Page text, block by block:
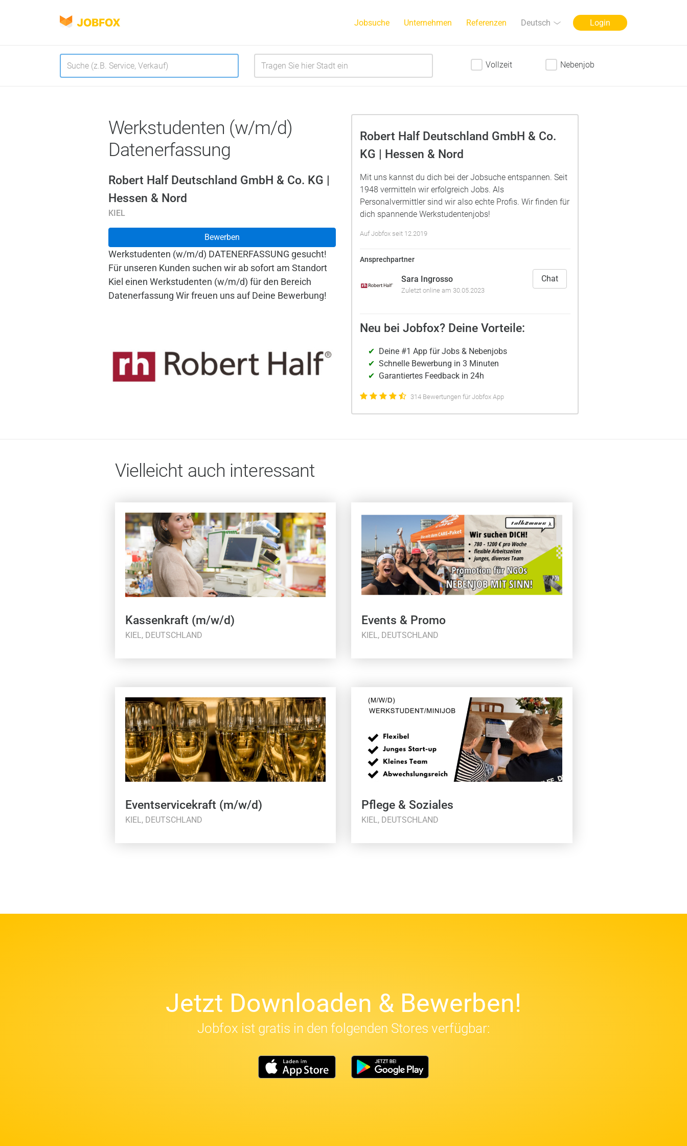
JOBFOX Navigation
Sprache Jobsuche Unternehmen Referenzen Sprache
Deutsch Login
Vollzeit Nebenjob
Werkstudenten (w/m/d)
Datenerfassung
Robert Half Deutschland GmbH & Co. KG |
Hessen & Nord
KIEL
Bewerben
Werkstudenten (w/m/d) DATENERFASSUNG gesucht!
Für unseren Kunden suchen wir ab sofort am Standort
Kiel einen Werkstudenten (w/m/d) für den Bereich
Datenerfassung Wir freuen uns auf Deine Bewerbung!
Robert Half Deutschland GmbH & Co.
KG | Hessen & Nord
Mit uns kannst du dich bei der Jobsuche entspannen. Seit
1948 vermitteln wir erfolgreich Jobs. Als
Personalvermittler sind wir also echte Profis. Wir finden für
dich spannende Werkstudentenjobs!
Auf Jobfox seit 12.2019
Ansprechpartner
Sara Ingrosso
Zuletzt online am 30.05.2023
Chat
Neu bei Jobfox? Deine Vorteile:
Deine #1 App für Jobs & Nebenjobs
Schnelle Bewerbung in 3 Minuten
Garantiertes Feedback in 24h
314 Bewertungen für Jobfox App
Vielleicht auch interessant
Kassenkraft (m/w/d)
KIEL, DEUTSCHLAND
Events & Promo
KIEL, DEUTSCHLAND
Eventservicekraft (m/w/d)
KIEL, DEUTSCHLAND
Pflege & Soziales
KIEL, DEUTSCHLAND
Jetzt Downloaden & Bewerben!
Jobfox ist gratis in den folgenden Stores verfügbar: